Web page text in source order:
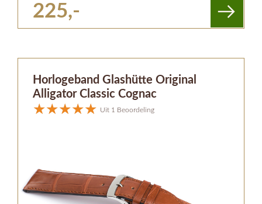
225,-
Horlogeband Glashütte Original
Alligator Classic Cognac
Uit 1 Beoordeling